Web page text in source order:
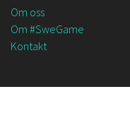
Om oss
Om #SweGame
Kontakt